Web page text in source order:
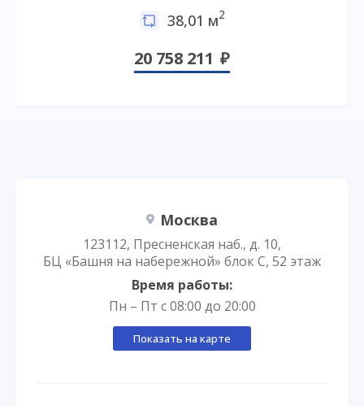
38,01 м2
20 758 211
Москва
123112, Пресненская наб., д. 10,
БЦ «Башня на набережной» блок С, 52 этаж
Время работы:
Пн – Пт с 08:00 до 20:00
Показать на карте